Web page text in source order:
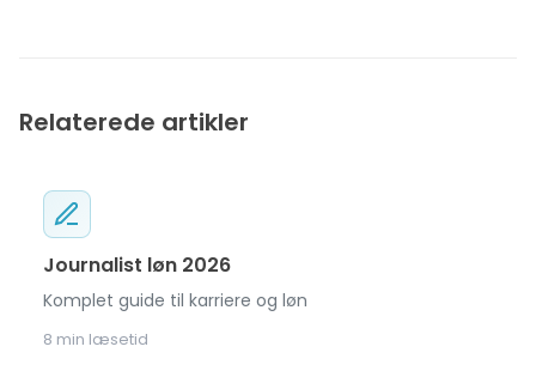
Relaterede artikler
Journalist løn 2026
Komplet guide til karriere og løn
8 min læsetid